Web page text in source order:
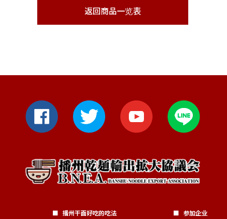
返回商品一览表
播州干面好吃的吃法
参加企业